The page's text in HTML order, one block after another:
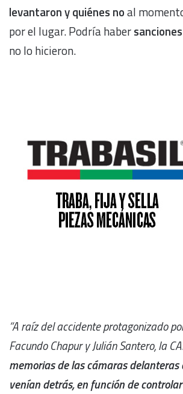
levantaron y quiénes noal
por el lugar. Podría habersanciones
no lo hicieron.
“A raíz del accidente protagonizado
Facundo Chapur y Julián Santero, la
memorias de las cámaras delanteras
venían detrás, en función de